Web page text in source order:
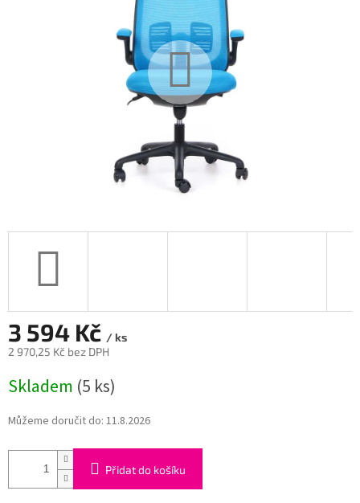
3 594 Kč / ks
2 970,25 Kč bez DPH
cena:
Skladem (5 ks)
Můžeme doručit do: 11.8.2026
Přidat do košíku